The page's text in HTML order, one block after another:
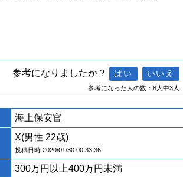
参考になりましたか？
参考になった人の数：8人中3人
海上保安官
X(男性 22歳)
投稿日時:2020/01/30 00:33:36
300万円以上400万円未満